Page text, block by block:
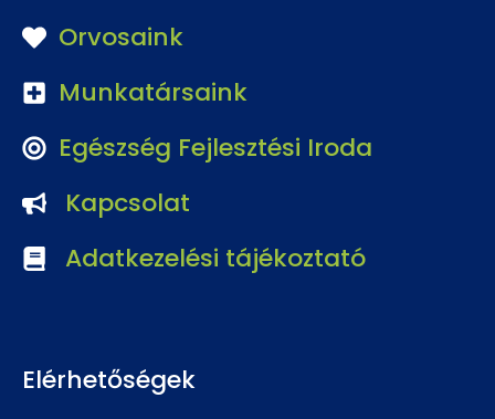
Orvosaink
Munkatársaink
Egészség Fejlesztési Iroda
Kapcsolat
Adatkezelési tájékoztató
Elérhetőségek